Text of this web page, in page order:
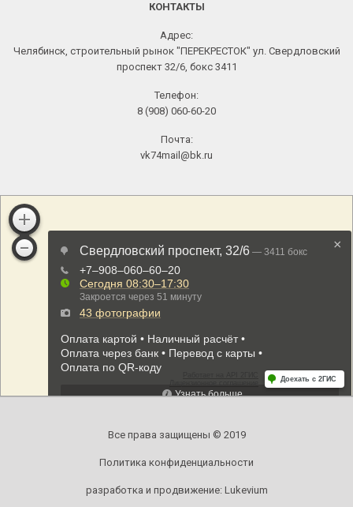
КОНТАКТЫ
Адрес:
Челябинск, строительный рынок "ПЕРЕКРЕСТОК" ул. Свердловский
проспект 32/6, бокс 3411
Телефон:
8 (908) 060-60-20
Почта:
vk74mail@bk.ru
Все права защищены © 2019
Политика конфиденциальности
разработка и продвижение: Lukevium